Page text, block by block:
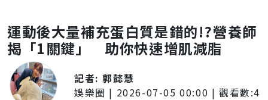
運動後大量補充蛋白質是錯的!?營養師
揭「1關鍵」 助你快速增肌減脂
記者:郭懿慧
娛樂圈 | 2026-07-05 00:00 | 觀看數:4